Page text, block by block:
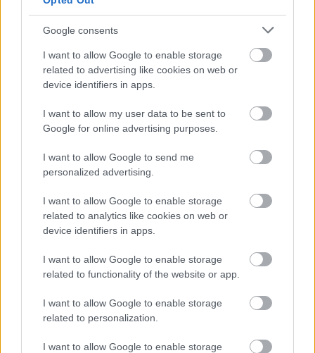
Google consents
I want to allow Google to enable storage
related to advertising like cookies on web or
device identifiers in apps.
I want to allow my user data to be sent to
Google for online advertising purposes.
I want to allow Google to send me
personalized advertising.
I want to allow Google to enable storage
related to analytics like cookies on web or
device identifiers in apps.
I want to allow Google to enable storage
related to functionality of the website or app.
I want to allow Google to enable storage
related to personalization.
I want to allow Google to enable storage
Θηλασμός: Το «θαύμα» των πρώτων 1.000 ημερών – Τι
συμβαίνει στον εγκέφαλο του μωρού